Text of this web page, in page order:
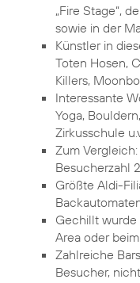
„Fire Stage“,
sowie in der
Künstler in
Toten Hosen,
Killers,
Interessante
Yoga,
Zirkusschule
Zum
Besucherzahl
Größte Aldi-
Gechillt wurde
Area oder
Zahlreiche
Besucher,